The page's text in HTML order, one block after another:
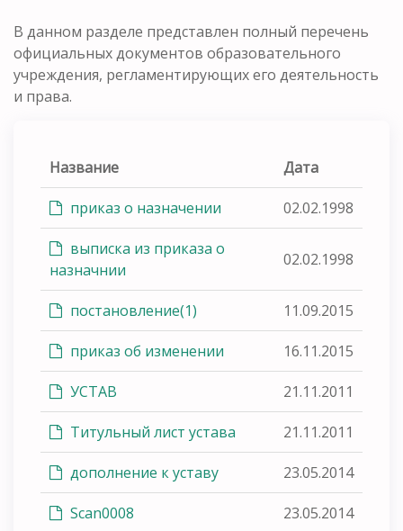
В данном разделе представлен полный перечень
официальных документов образовательного
учреждения, регламентирующих его деятельность
и права.
Название Дата
приказ о назначении 02.02.1998
выписка из приказа о
назначнии
02.02.1998
постановление(1) 11.09.2015
приказ об изменении 16.11.2015
УСТАВ 21.11.2011
Титульный лист устава 21.11.2011
дополнение к уставу 23.05.2014
Scan0008 23.05.2014